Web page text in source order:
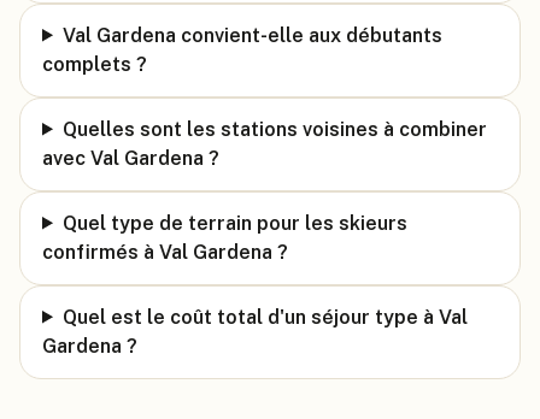
Val Gardena convient-elle aux débutants
complets ?
Quelles sont les stations voisines à combiner
avec Val Gardena ?
Quel type de terrain pour les skieurs
confirmés à Val Gardena ?
Quel est le coût total d'un séjour type à Val
Gardena ?